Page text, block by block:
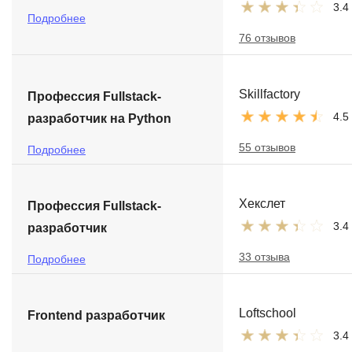
Подробнее
3.4
76 отзывов
Профессия Fullstack-
разработчик на Python
Подробнее
Skillfactory
4.5
55 отзывов
Профессия Fullstack-
разработчик
Подробнее
Хекслет
3.4
33 отзыва
Frontend разработчик Loftschool
3.4